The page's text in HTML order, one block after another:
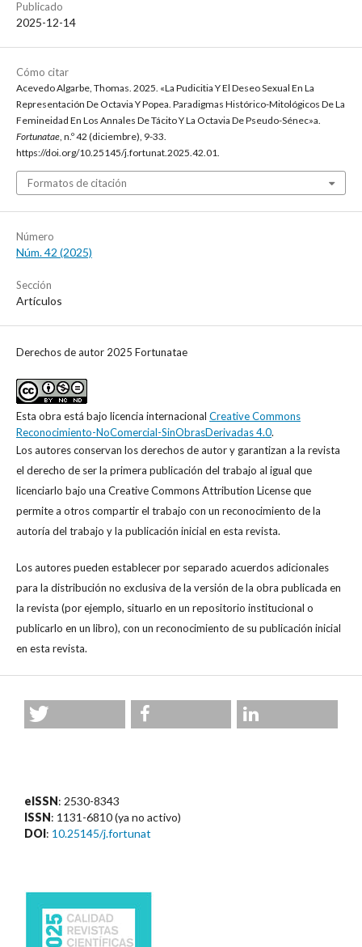
Publicado
2025-12-14
Cómo citar
Acevedo Algarbe, Thomas. 2025. «La Pudicitia Y El Deseo Sexual En La
Representación De Octavia Y Popea. Paradigmas Histórico-Mitológicos De La
Femineidad En Los Annales De Tácito Y La Octavia De Pseudo-Sénec»a.
Fortunatae , n.º 42 (diciembre), 9-33.
https://doi.org/10.25145/j.fortunat.2025.42.01.
Formatos de citación
Número
Núm. 42 (2025)
Sección
Artículos
Derechos de autor 2025 Fortunatae
Esta obra está bajo licencia internacional Creative Commons
Reconocimiento-NoComercial-SinObrasDerivadas 4.0.
Los autores conservan los derechos de autor y garantizan a la revista
el derecho de ser la primera publicación del trabajo al igual que
licenciarlo bajo una Creative Commons Attribution License que
permite a otros compartir el trabajo con un reconocimiento de la
autoría del trabajo y la publicación inicial en esta revista.
Los autores pueden establecer por separado acuerdos adicionales
para la distribución no exclusiva de la versión de la obra publicada en
la revista (por ejemplo, situarlo en un repositorio institucional o
publicarlo en un libro), con un reconocimiento de su publicación inicial
en esta revista.
eISSN: 2530-8343
ISSN: 1131-6810 (ya no activo)
DOI: 10.25145/j.fortunat